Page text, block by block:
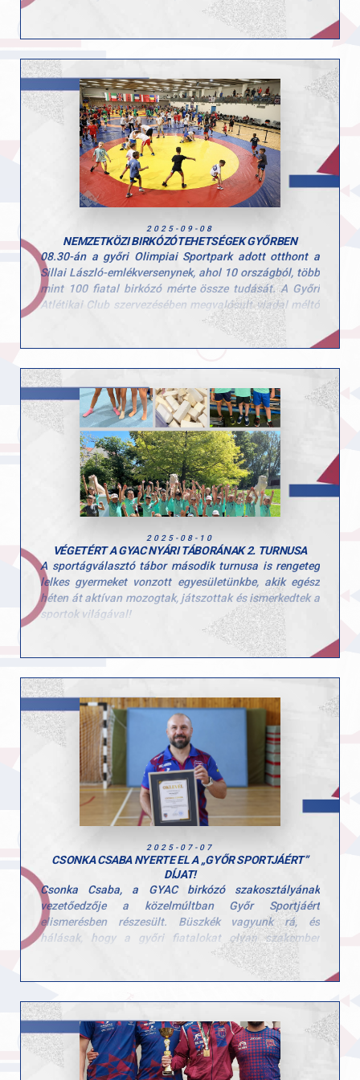
Nagyon büszkék vagyunk fiatal sportolóinkra, akik
kiválóan küzdöttek a nemzetközi mezőnyben! Hajrá
harmadik fokára állhatott, Kiss László pedig az 5.
teljesítményhez, csak így tovább!
2025-09-08
NEMZETKÖZI BIRKÓZÓTEHETSÉGEK GYŐRBEN
08.30-án a győri Olimpiai Sportpark adott otthont a
Sillai László-emlékversenynek, ahol 10 országból, több
mint 100 fiatal birkózó mérte össze tudását. A Győri
Atlétikai Club szervezésében megvalósult viadal méltó
módon idézte fel Sillai László, városunk legendás
sportvezetője és első világbajnoka emlékét.
évben lehetőséget adjon a fiatal tehetségeknek a
fejlődésre és a nemzetközi tapasztalatszerzésre.
Köszönjük minden résztvevőnek, edzőnek és
szurkolónak, hogy velünk ünnepelték a birkózás
örökségét!
2025-08-10
VÉGETÉRT A GYAC NYÁRI TÁBORÁNAK 2. TURNUSA
A sportágválasztó tábor második turnusa is rengeteg
lelkes gyermeket vonzott egyesületünkbe, akik egész
héten át aktívan mozogtak, játszottak és ismerkedtek a
sportok világával!
Ezúttal is sok-sok kisgyerek töltötte velünk a hetet, és
öröm volt látni, mennyi kíváncsisággal és energiával
hogy a gyerekek minél több mozgásformát
kipróbálhassanak, és ebben a turnusban is 10
különböző sportággal találkozhattak!
Köszönjük minden edzőnek, segítőnek és szülőnek,
hogy hozzájárultak a hét sikeréhez és természetesen a
gyerekeknek is, hogy ilyen lelkes résztvevői voltak a
tábornak!
2025-07-07
CSONKA CSABA NYERTE EL A „GYŐR SPORTJÁÉRT”
DÍJAT!
Csonka Csaba, a GYAC birkózó szakosztályának
vezetőedzője a közelmúltban Győr Sportjáért
elismerésben részesült. Büszkék vagyunk rá, és
hálásak, hogy a győri fiatalokat olyan szakember
irányítja, aki példát mutat kitartásból és a sport
világával, és 1982 óta része a birkózásnak. Öt magyar
bajnoki címet szerzett, edzőként pedig
strandbirkózásban világbajnoki ötödik helyezést ért el.
Vallja, hogy jó birkózóvá bárki válhat, aki hajlandó
szorgalmasan dolgozni, mert a birkózás erőt,